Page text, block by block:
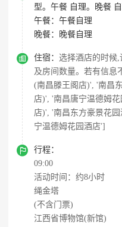
型。午餐 自理。晚餐 自
午餐： 午餐自理
晚餐：
晚餐自理
 住宿： 选择酒店的时候
及房间数量。若有信息
(南昌滕王阁店)', '南昌
店)', '南昌唐宁温德姆
店)', '南昌东方豪景花
宁温德姆花园酒店']

行程：
09:00
活动时间：约8小时
绳金塔
(不含门票)
江西省博物馆(新馆)